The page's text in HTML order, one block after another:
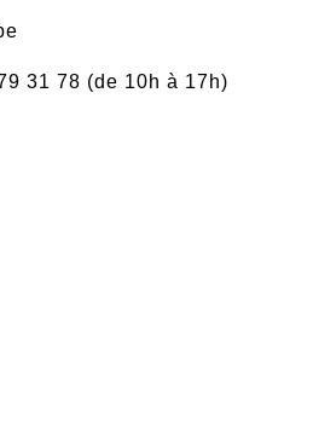
31 78 (de 10h à 17h)